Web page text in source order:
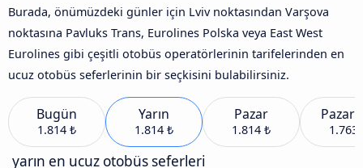
Burada, önümüzdeki günler için Lviv noktasından Varşova
noktasına Pavluks Trans, Eurolines Polska veya East West
Eurolines gibi çeşitli otobüs operatörlerinin tarifelerinden en
ucuz otobüs seferlerinin bir seçkisini bulabilirsiniz.
Bugün
1.814 ₺
Yarın
1.814 ₺
Pazar
1.814 ₺ 1.763
yarın en ucuz otobüs seferleri